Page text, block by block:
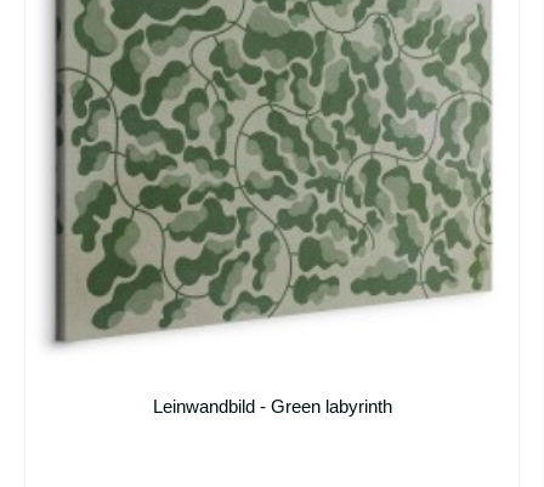
Leinwandbild - Green labyrinth